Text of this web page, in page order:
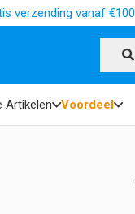
verzending vanaf €100
Artikelen Voordeel